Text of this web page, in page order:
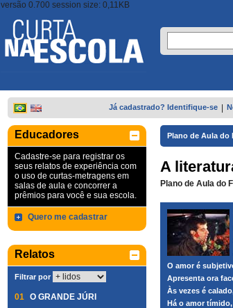
versão 0.700 session size: 0,11KB
Já cadastrado? Identifique-se
Educadores
Cadastre-se para registrar os
seus relatos de experiência com
o uso de curtas-metragens em
salas de aula e concorrer a
prêmios para você e sua escola.
Quero me cadastrar
Relatos
Filtrar por
01 O GRANDE JÚRI
Plano de Aula do
A
Plano de Aula do
O amor é
Apresenta ora
Às vezes é
Há o amor